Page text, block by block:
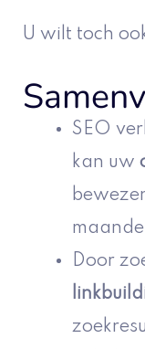
U wilt toch
SEO
kan uw
Door